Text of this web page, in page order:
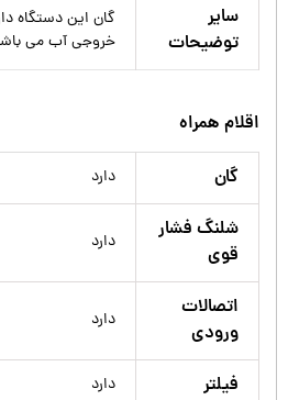
سایر
توضیحات
گان این دستگاه
خروجی آب می
اقلام همراه
گان دارد
شلنگ فشار
قوی
دارد
اتصالات
ورودی
دارد
فیلتر دارد